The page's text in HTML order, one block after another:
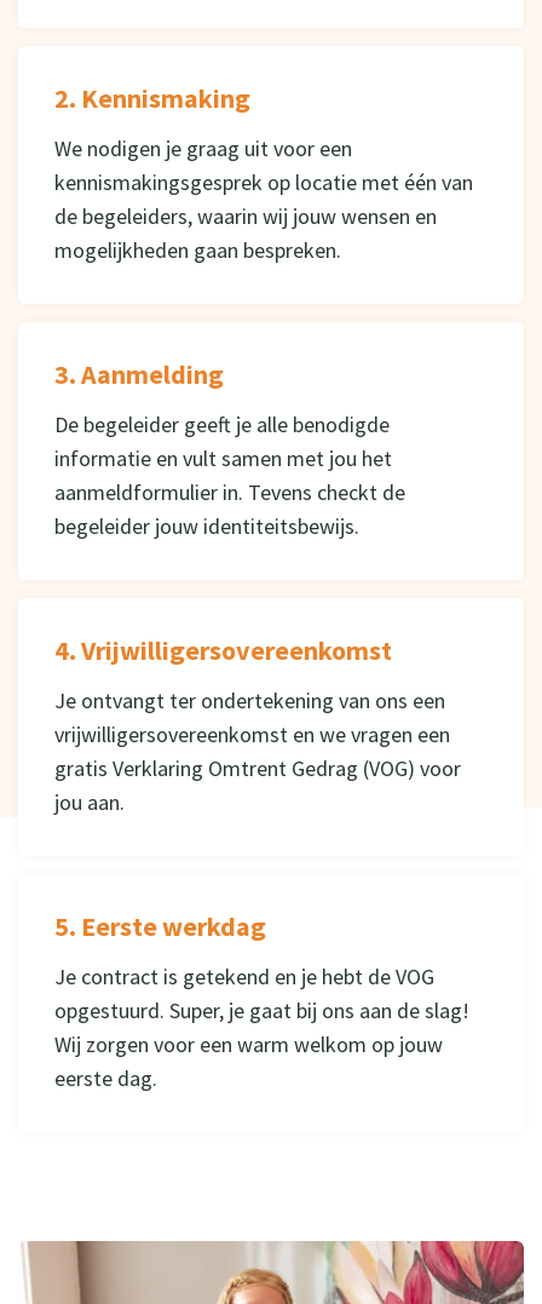
2. Kennismaking
We nodigen je graag uit voor een
kennismakingsgesprek op locatie met één van
de begeleiders, waarin wij jouw wensen en
mogelijkheden gaan bespreken.
3. Aanmelding
De begeleider geeft je alle benodigde
informatie en vult samen met jou het
aanmeldformulier in. Tevens checkt de
begeleider jouw identiteitsbewijs.
4. Vrijwilligersovereenkomst
Je ontvangt ter ondertekening van ons een
vrijwilligersovereenkomst en we vragen een
gratis Verklaring Omtrent Gedrag (VOG) voor
jou aan.
5. Eerste werkdag
Je contract is getekend en je hebt de VOG
opgestuurd. Super, je gaat bij ons aan de slag!
Wij zorgen voor een warm welkom op jouw
eerste dag.